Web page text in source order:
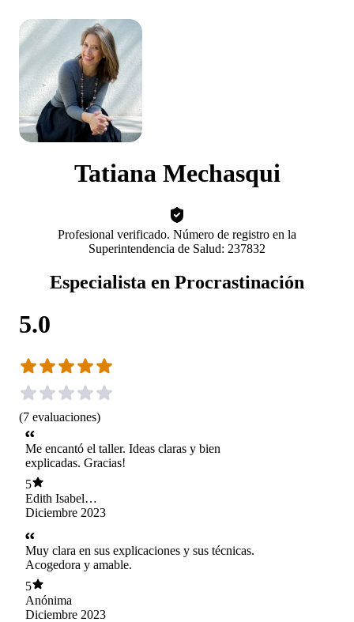
Tatiana Mechasqui
Profesional verificado. Número de registro en la
Superintendencia de Salud: 237832
Especialista en Procrastinación
5.0
(7 evaluaciones)
Me encantó el taller. Ideas claras y bien
explicadas. Gracias!
5
Edith Isabel
Espinoza Velásquez
Diciembre 2023
Muy clara en sus explicaciones y sus técnicas.
Acogedora y amable.
5
Anónima
Diciembre 2023